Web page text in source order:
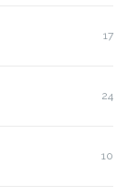
17
24
10